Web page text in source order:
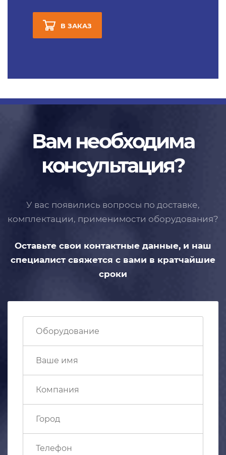
В ЗАКАЗ
Вам необходима
консультация?
У вас появились вопросы по доставке,
комплектации, применимости оборудования?
Оставьте свои контактные данные, и наш
специалист свяжется с вами в кратчайшие
сроки